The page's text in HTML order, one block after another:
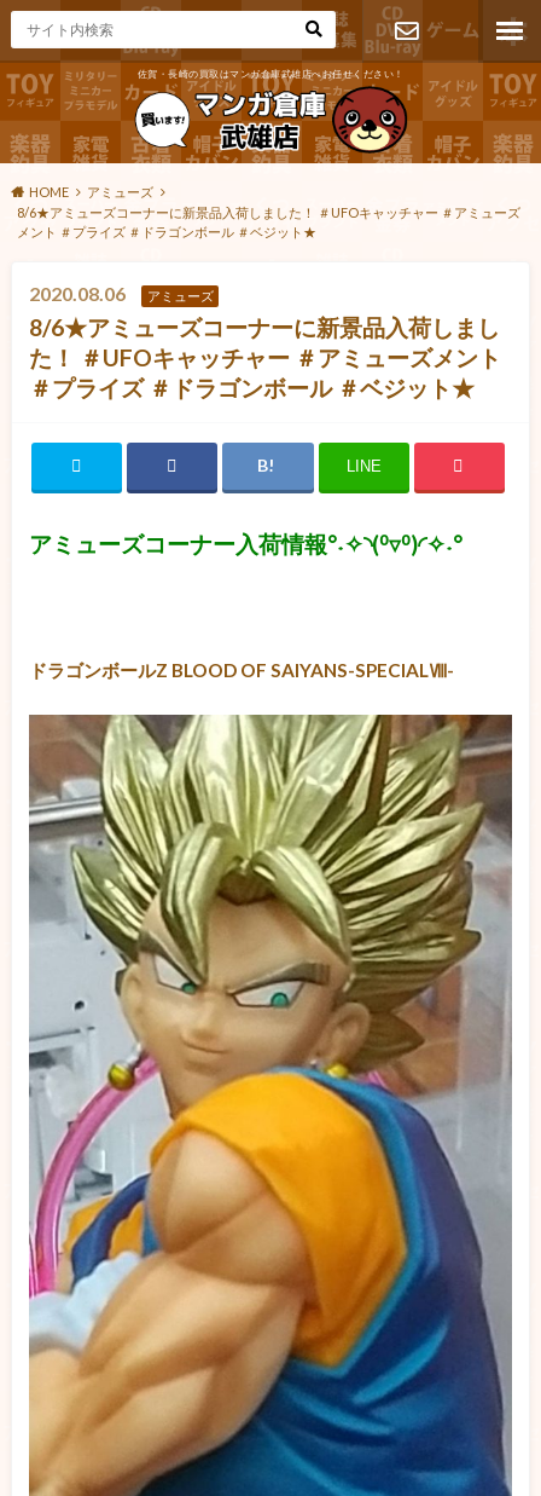
佐賀・長崎の買取はマンガ倉庫武雄店へお任せください！
お問い合わ
せ
HOME
アミューズ
8/6★アミューズコーナーに新景品入荷しました！ ＃UFOキャッチャー ＃アミューズ
メント ＃プライズ ＃ドラゴンボール ＃ベジット★
2020.08.06 アミューズ
8/6★アミューズコーナーに新景品入荷しまし
た！ ＃UFOキャッチャー ＃アミューズメント
＃プライズ ＃ドラゴンボール ＃ベジット★
LINE
アミューズコーナー入荷情報°˖✧◝(⁰▿⁰)◜✧˖°
ドラゴンボールZ BLOOD OF SAIYANS-SPECIALⅧ-